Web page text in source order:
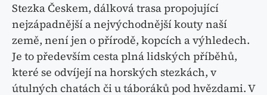
Stezka Českem, dálková trasa propojující
nejzápadnější a nejvýchodnější kouty naší
země, není jen o přírodě, kopcích a výhledech.
Je to především cesta plná lidských příběhů,
které se odvíjejí na horských stezkách, v
útulných chatách či u táboráků pod hvězdami. V